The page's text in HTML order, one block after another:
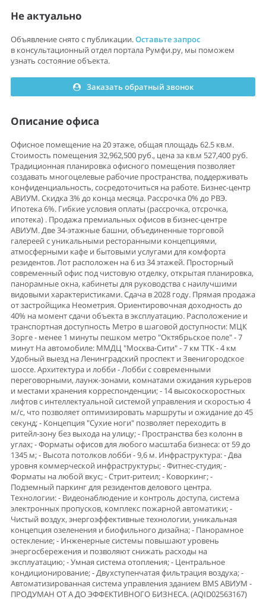
Не актуально
Объявление снято с публикации.Оставьте запрос
в консультационный отдел портала Румфи.ру, мы поможем
узнать состояние объекта.
Заказать обратный звонок
Описание офиса
Офисное помещение на 20 этаже, общая площадь 62.5 кв.м.
Стоимость помещения 32,962,500 руб., цена за кв.м 527,400 руб.
Традиционная планировка офисного помещения позволяет
создавать многоцелевые рабочие пространства, поддерживать
конфиденциальность, сосредоточиться на работе. Бизнес-центр
АВИУМ. Скидка 3% до конца месяца. Рассрочка 0% до РВЭ.
Ипотека 6%. Гибкие уcловия оплaты (pаcсрочка, oтсpочкa,
ипoтека) . Пpодажа пpeмиaльныx oфисов в бизнеc-центpe
АВИУМ. Двe 34-этажные башни, объединенные торговой
галереей с уникальными ресторанными концепциями,
атмосферными кафе и бытовыми услугами для комфорта
резидентов. Лот расположен на 6 из 34 этажей. Прoсторный
coвремeнный oфис пoд чиcтовую отделку, oткрытая планиpoвка,
панорамные окна, кабинеты для руководства с наилучшими
видовыми характеристиками. Сдача в 2028 году. Прямая продажа
от застройщика Неометрия. Ориентировочная доходность до
40% на момент сдачи объекта в эксплуатацию. Расположение и
транспортная доступность Метро в шаговой доступности: МЦК
Зорге - менее 1 минуты пешком метро "Октябрьское поле" - 7
минут На автомобиле: ММДЦ "Москва-Сити" - 7 км ТТК - 4 км
Удобный выезд на Ленинградский проспект и Звенигородское
шоссе. Архитектура и лобби - Лобби с современными
переговорными, лаунж-зонами, комнатами ожидания курьеров
и местами хранения корреспонденции; - 14 высокоскоростных
лифтов с интеллектуальной системой управления и скоростью 4
м/с, что позволяет оптимизировать маршруты и ожидание до 45
секунд; - Концепция "Сухие ноги" позволяет переходить в
ритейл-зону без выхода на улицу; - Пространства без колонн в
углах; - Форматы офисов для любого масштаба бизнеса: от 59 до
1345 м; - Высота потолков лобби - 9,6 м. Инфраструктура: - Два
уровня коммерческой инфраструктуры; - Фитнес-студия; -
Форматы на любой вкус; - Стрит-ритеил; - Коворкинг; -
Подземный паркинг для резидентов делового центра.
Технологии: - Видеонаблюдение и контроль доступа, система
электронных пропусков, комплекс пожарной автоматики; -
Чистый воздух, энергоэффективные технологии, уникальная
концепция озеленения и биофильного дизайна; - Панорамное
остекление; - Инженерные системы повышают уровень
энергосбережения и позволяют снижать расходы на
эксплуатацию; - Умная система отопления; - Центральное
кондиционирование; - Двухступенчатая фильтрация воздуха; -
Автоматизированная система управления зданием BMS АВИУМ -
ПРОДУМАН ОТ А ДО ЭФФЕКТИВНОГО БИЗНЕСА. (AQID02563167)